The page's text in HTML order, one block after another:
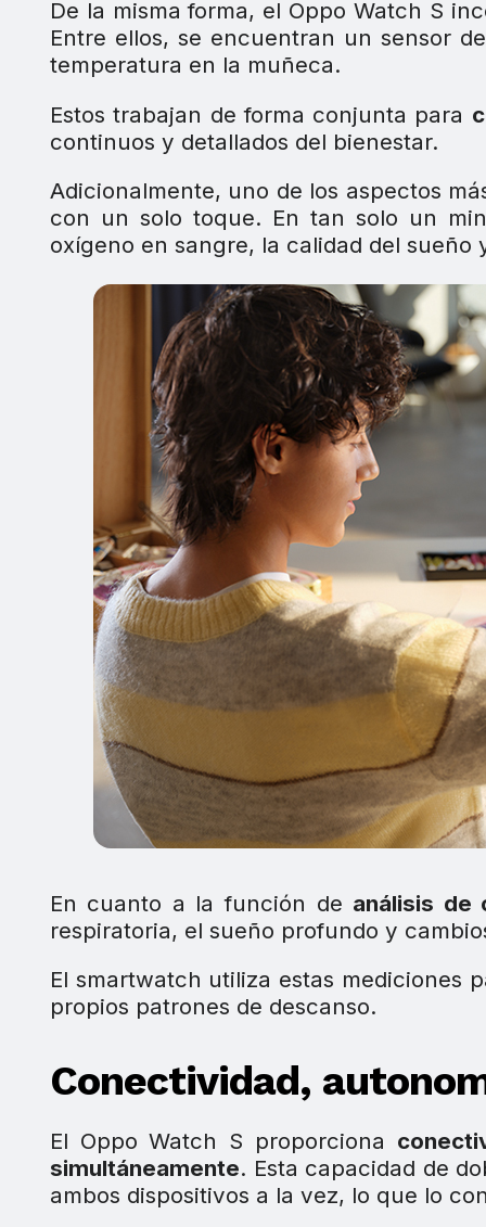
De la misma forma, el Oppo Watch S
Entre ellos, se encuentran un sensor
temperatura en la muñeca.
Estos trabajan de forma conjunta para
continuos y detallados del bienestar.
Adicionalmente, uno de los aspectos
con un solo toque. En tan solo un
oxígeno en sangre, la calidad del
En cuanto a la función de análisis de
respiratoria, el sueño profundo y
El smartwatch utiliza estas mediciones
propios patrones de descanso.
Conectividad,
El Oppo Watch S proporciona
simultáneamente. Esta capacidad de
ambos dispositivos a la vez, lo que lo